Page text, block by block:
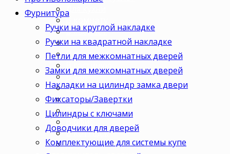
Для кухни
В комнату
В кабинет
В детскую
В спальню
В зал
В гардеробную
В коридор
В кладовку
В офис
В коттедж
Для дачи
Фурнитура
Ручки на круглой накладке
Ручки на квадратной накладке
Петли для межкомнатных дверей
Замки для межкомнатных дверей
Накладки на цилиндр замка двери
Фиксаторы/Завертки
Цилиндры с ключами
Доводчики для дверей
Комплектующие для системы купе